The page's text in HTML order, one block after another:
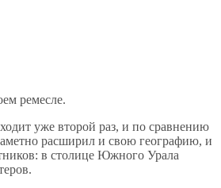
ремесле.
уже второй раз, и по сравнению
расширил и свою географию, и
в столице Южного Урала